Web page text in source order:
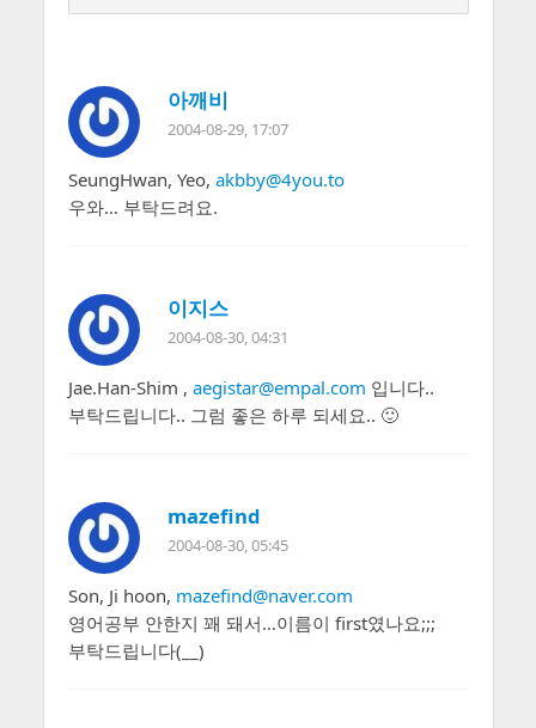
아깨비
2004-08-29, 17:07
SeungHwan, Yeo, akbby@4you.to
우와… 부탁드려요.
이지스
2004-08-30, 04:31
Jae.Han-Shim , aegistar@empal.com 입니다..
부탁드립니다.. 그럼 좋은 하루 되세요.. 🙂
mazefind
2004-08-30, 05:45
Son, Ji hoon, mazefind@naver.com
영어공부 안한지 꽤 돼서…이름이 first였나요;;;
부탁드립니다(__)